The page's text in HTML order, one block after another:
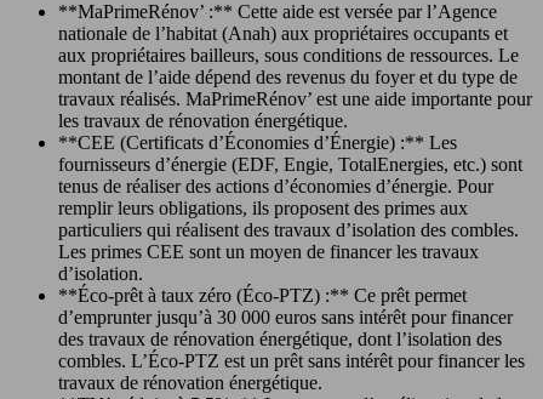
**MaPrimeRénov’ :** Cette aide est versée par l’Agence
nationale de l’habitat (Anah) aux propriétaires occupants et
aux propriétaires bailleurs, sous conditions de ressources. Le
montant de l’aide dépend des revenus du foyer et du type de
travaux réalisés. MaPrimeRénov’ est une aide importante pour
les travaux de rénovation énergétique.
**CEE (Certificats d’Économies d’Énergie) :** Les
fournisseurs d’énergie (EDF, Engie, TotalEnergies, etc.) sont
tenus de réaliser des actions d’économies d’énergie. Pour
remplir leurs obligations, ils proposent des primes aux
particuliers qui réalisent des travaux d’isolation des combles.
Les primes CEE sont un moyen de financer les travaux
d’isolation.
**Éco-prêt à taux zéro (Éco-PTZ) :** Ce prêt permet
d’emprunter jusqu’à 30 000 euros sans intérêt pour financer
des travaux de rénovation énergétique, dont l’isolation des
combles. L’Éco-PTZ est un prêt sans intérêt pour financer les
travaux de rénovation énergétique.